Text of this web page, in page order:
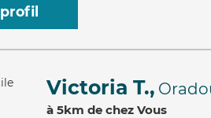
Victoria T.,
à 5km de chez Vous